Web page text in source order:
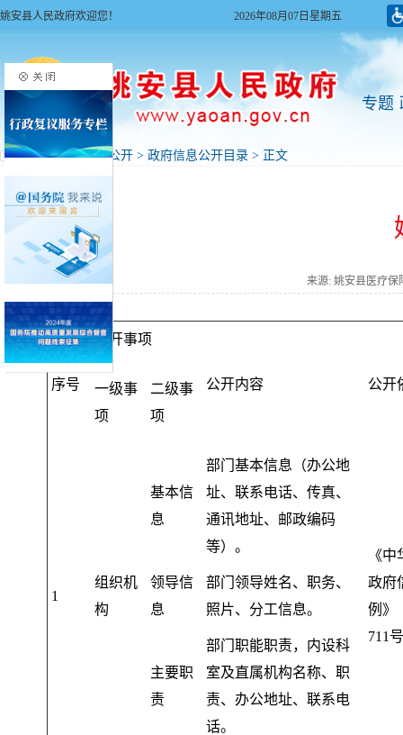
姚安县人民政府欢迎您！ 2026年08月07日星期五
专题
首页>政府信息公开 > 政府信息公开目录 > 正文
来源: 姚安县医疗保
序号
公开事项
公开内容 公开
一级事
项
二级事
项
1
组织机
构
基本信
息
部门基本信息（办公地
址、联系电话、传真、
通讯地址、邮政编码
等）。
《
政府
例》
711
领导信
息
部门领导姓名、职务、
照片、分工信息。
主要职
责
部门职能职责， 内设科
室及直属机构名称、职
责、办公地址、联系电
话。